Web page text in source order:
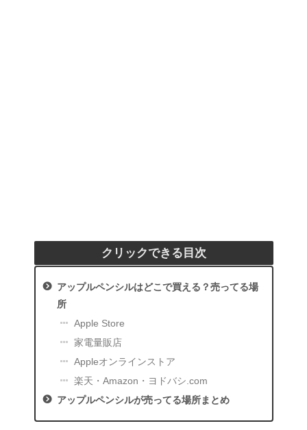
クリックできる目次
アップルペンシルはどこで買える？売ってる場
所
Apple Store
家電量販店
Appleオンラインストア
楽天・Amazon・ヨドバシ.com
アップルペンシルが売ってる場所まとめ